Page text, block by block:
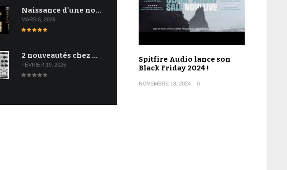
Naissance d'une no…
MARS 6, 2026
2 nouveautés chez …
FÉVRIER 19, 2026
Spitfire Audio lance son
Black Friday 2024 !
NOVEMBRE 18, 2024 0